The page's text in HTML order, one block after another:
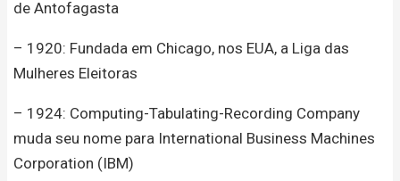
de Antofagasta
– 1920: Fundada em Chicago, nos EUA, a Liga das
Mulheres Eleitoras
– 1924: Computing-Tabulating-Recording Company
muda seu nome para International Business Machines
Corporation (IBM)